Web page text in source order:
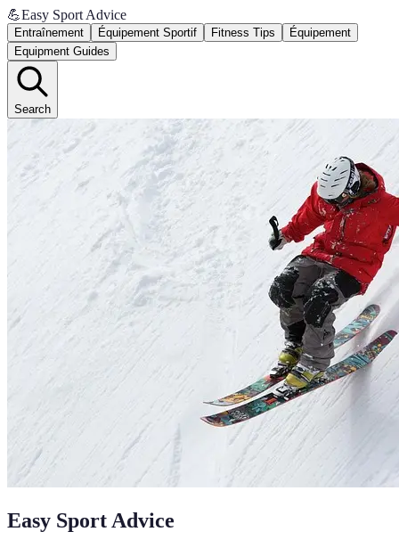
💪Easy Sport Advice
Entraînement Équipement Sportif Fitness Tips
Équipement
Equipment Guides
Search
Easy Sport Advice